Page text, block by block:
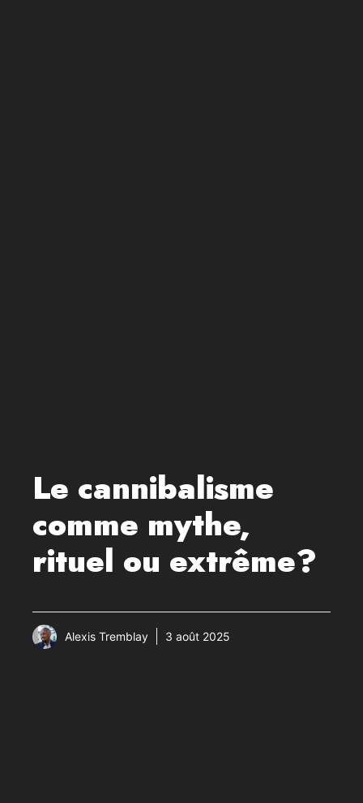
Le cannibalisme
comme mythe,
rituel ou extrême?
Alexis Tremblay 3 août 2025